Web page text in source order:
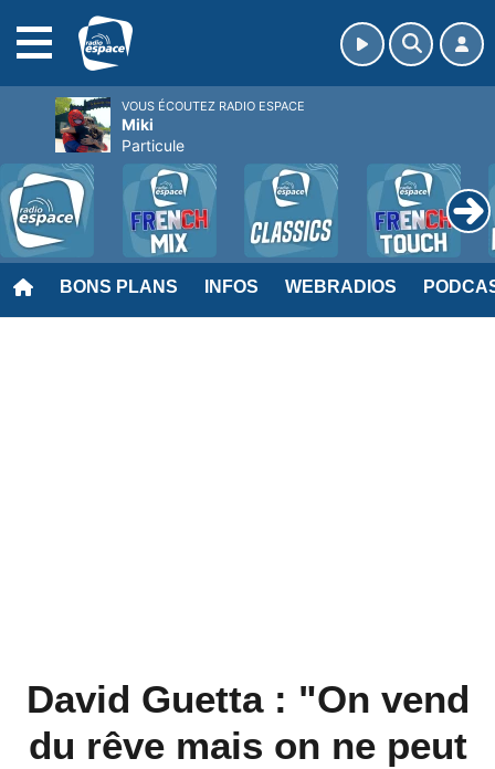
BONS PLANS INFOS WEBRADIOS
David Guetta : "On vend
du rêve mais on ne peut
VOUS ÉCOUTEZ RADIO ESPACE
Miki
Particule